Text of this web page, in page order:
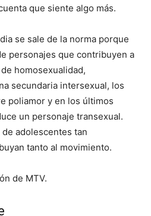
que siente algo más.
se sale de la norma porque
personajes que contribuyen a
homosexualidad,
secundaria intersexual, los
poliamor y en los últimos
un personaje transexual.
adolescentes tan
tanto al movimiento.
de MTV.